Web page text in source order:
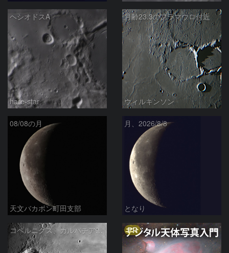
ヘシオドスA
hare-star
月齢23.3のフラマウロ付近
ウィルキンソン
08/08の月
天文バカボン町田支部
月、2026/8/8
となり
コペルニクス、カルパチア山脈付近 PR